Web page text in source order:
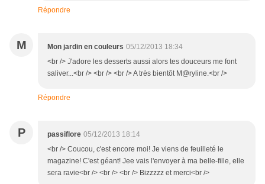
Répondre
M Mon jardin en couleurs 05/12/2013 18:34
<br /> J'adore les desserts aussi alors tes douceurs me font
saliver...<br /> <br /> <br /> A très bientôt M@ryline.<br />
Répondre
P passiflore 05/12/2013 18:14
<br /> Coucou, c'est encore moi! Je viens de feuilleté le
magazine! C'est géant! Jee vais l'envoyer à ma belle-fille, elle
sera ravie<br /> <br /> <br /> Bizzzzz et merci<br />